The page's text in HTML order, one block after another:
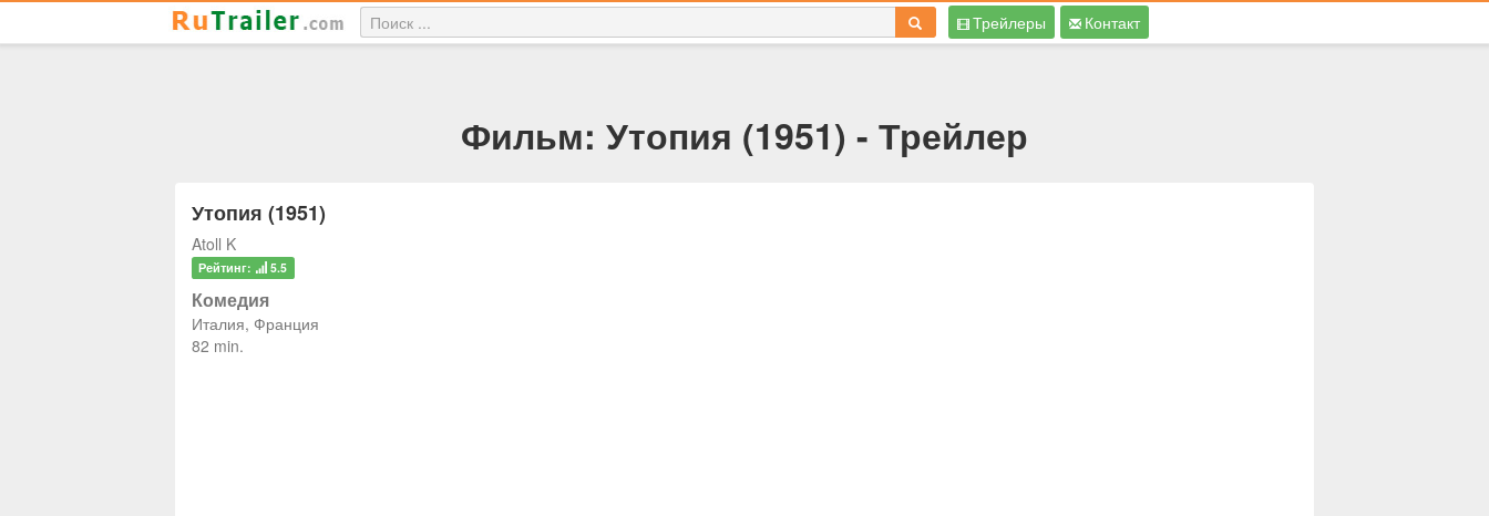
Трейлеры Контакт
Фильм: Утопия (1951) - Трейлер
Утопия (1951)
Atoll K
Рейтинг: 5.5
Комедия
Италия, Франция
82 min.